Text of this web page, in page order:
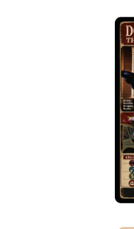
Acrylprodukte
Mehr Produkte